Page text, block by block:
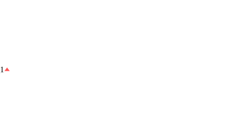
1